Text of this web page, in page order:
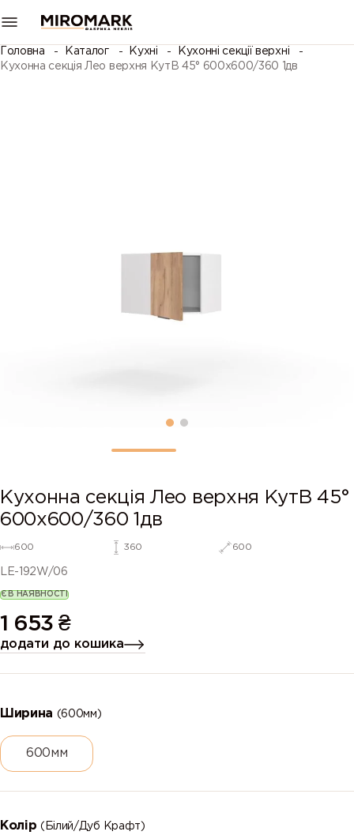
Головна Каталог Кухні
Кухонні секції верхні
Кухонна секція Лео верхня КутВ 45° 600х600/360 1дв
Кухонна секція Лео верхня КутВ 45°
600х600/360 1дв
600 360 600
LE-192W/06
Є В НАЯВНОСТІ
1 653 ₴
додати до кошика
Ширина (600мм)
600мм
Колір(Білий/Дуб Крафт)